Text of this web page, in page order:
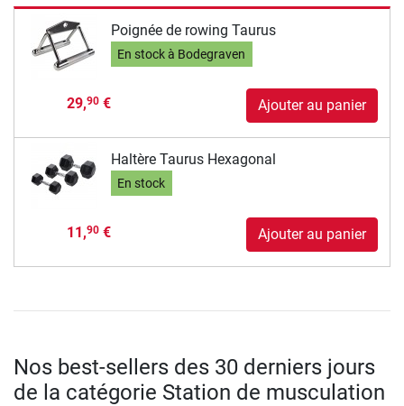
Poignée de rowing Taurus
En stock à Bodegraven
29,90€ Ajouter au panier
Haltère Taurus Hexagonal
En stock
11,90€ Ajouter au panier
Nos best-sellers des 30 derniers jours
de la catégorie Station de musculation